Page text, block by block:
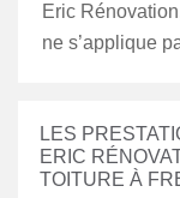
Eric
ne s’applique
LES
ERIC
TOITURE À